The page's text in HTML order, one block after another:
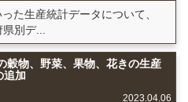
た生産統計データについて、
別デ...
穀物、野菜、果物、花きの生産
追加
2023.04.06